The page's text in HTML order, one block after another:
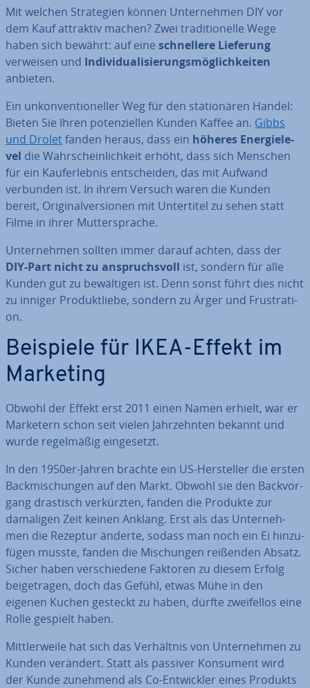
Mit welchen Stra­te­gien können Un­ter­neh­men DIY vor
dem Kauf attraktiv machen? Zwei tra­di­tio­nel­le Wege
haben sich bewährt: auf eine schnel­le­re Lieferung
verweisen und In­di­vi­dua­li­sie­rungs­mög­lich­kei­ten
anbieten.
Ein un­kon­ven­tio­nel­ler Weg für den sta­tio­nä­ren Handel:
Bieten Sie Ihren po­ten­zi­el­len Kunden Kaffee an. Gibbs
und Droletfanden heraus, dass ein höheres En­er­gie­le­
vel die Wahr­schein­lich­keit erhöht, dass sich Menschen
für ein Kauf­erleb­nis ent­schei­den, das mit Aufwand
verbunden ist. In ihrem Versuch waren die Kunden
bereit, Ori­gi­nal­ver­sio­nen mit Un­ter­ti­tel zu sehen statt
Filme in ihrer Mut­ter­spra­che.
Un­ter­neh­men sollten immer darauf achten, dass der
DIY-Part nicht zu an­spruchs­voll ist, sondern für alle
Kunden gut zu be­wäl­ti­gen ist. Denn sonst führt dies nicht
zu inniger Pro­dukt­lie­be, sondern zu Ärger und Frus­tra­ti­
on.
Beispiele für IKEA-Effekt im
Marketing
Obwohl der Effekt erst 2011 einen Namen erhielt, war er
Marketern schon seit vielen Jahr­zehn­ten bekannt und
wurde re­gel­mä­ßig ein­ge­setzt.
In den 1950er-Jahren brachte ein US-Her­stel­ler die ersten
Back­mi­schun­gen auf den Markt. Obwohl sie den Back­vor­
gang drastisch ver­kürz­ten, fanden die Produkte zur
damaligen Zeit keinen Anklang. Erst als das Un­ter­neh­
men die Rezeptur änderte, sodass man noch ein Ei hin­zu­
fü­gen musste, fanden die Mi­schun­gen reißenden Absatz.
Sicher haben ver­schie­de­ne Faktoren zu diesem Erfolg
bei­getra­gen, doch das Gefühl, etwas Mühe in den
eigenen Kuchen gesteckt zu haben, dürfte zwei­fel­los eine
Rolle gespielt haben.
Mitt­ler­wei­le hat sich das Ver­hält­nis von Un­ter­neh­men zu
Kunden verändert. Statt als passiver Konsument wird
der Kunde zunehmend als Co-Ent­wick­ler eines Produkts